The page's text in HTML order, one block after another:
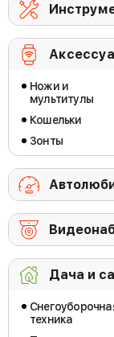
Ножи и
мультитулы
Кошельки
Зонты
Дача и
техника